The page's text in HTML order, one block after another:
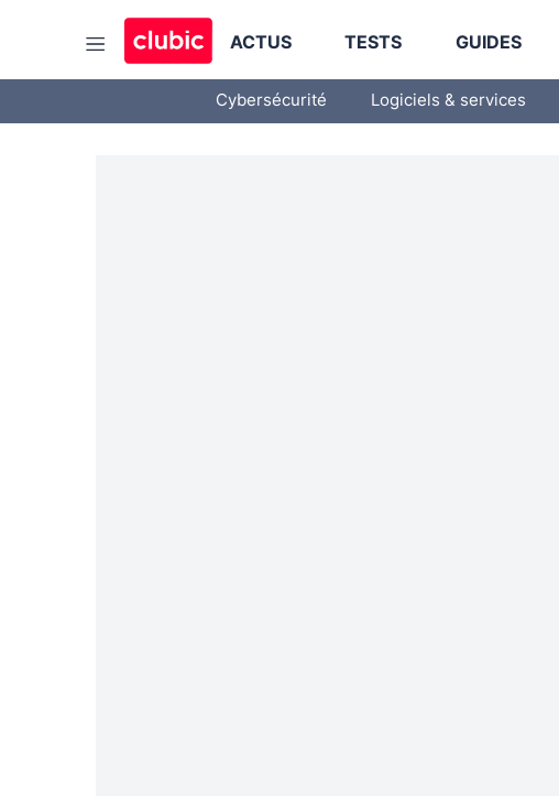
ACTUS TESTS GUIDES
Cybersécurité Logiciels & services